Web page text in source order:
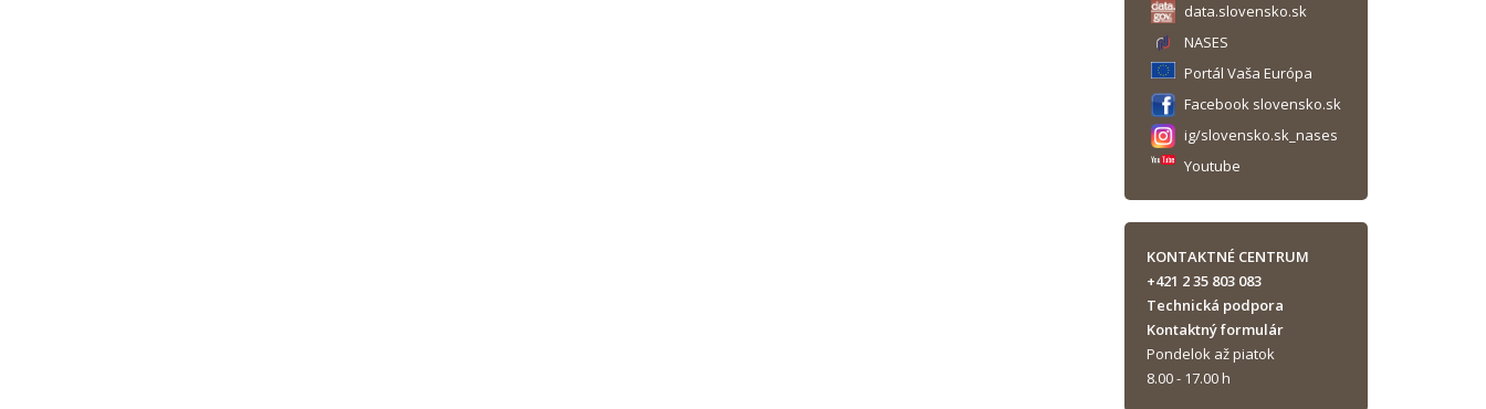
data.slovensko.sk
NASES
Portál Vaša Európa
Facebook slovensko.sk
ig/slovensko.sk_nases
Youtube
KONTAKTNÉ CENTRUM
+421 2 35 803 083
Technická podpora
Kontaktný formulár
Pondelok až piatok
8.00 - 17.00 h